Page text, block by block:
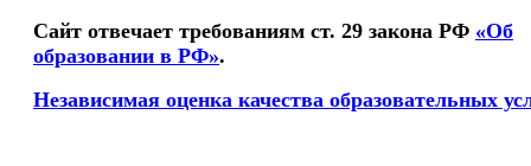
Сайт отвечает требованиям ст. 29 закона РФ «Об
образовании в РФ».
Независимая оценка качества образовательных